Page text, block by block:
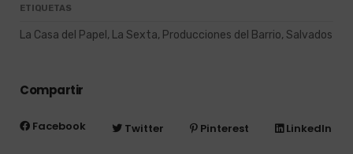
ETIQUETAS
La Casa del Papel, La Sexta, Producciones del Barrio, Salvados
Compartir
Facebook Twitter Pinterest LinkedIn